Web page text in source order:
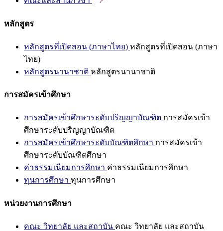
หลักสูตร
หลักสูตรที่เปิดสอน (ภาษาไทย) หลักสูตรที่เปิดสอน (ภาษา
ไทย)
หลักสูตรนานาชาติ หลักสูตรนานาชาติ
การสมัครเข้าศึกษา
การสมัครเข้าศึกษาระดับปริญญาบัณฑิต การสมัครเข้า
ศึกษาระดับปริญญาบัณฑิต
การสมัครเข้าศึกษาระดับบัณฑิตศึกษา การสมัครเข้า
ศึกษาระดับบัณฑิตศึกษา
ค่าธรรมเนียมการศึกษา ค่าธรรมเนียมการศึกษา
ทุนการศึกษา ทุนการศึกษา
หน่วยงานการศึกษา
คณะ วิทยาลัย และสถาบัน คณะ วิทยาลัย และสถาบัน